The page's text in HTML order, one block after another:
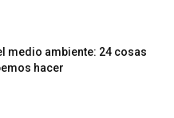
medio ambiente: 24 cosas
hacer